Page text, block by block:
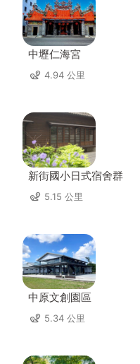
中壢仁海宮
4.94 公里
新街國小日式宿舍群
5.15 公里
中原文創園區
5.34 公里